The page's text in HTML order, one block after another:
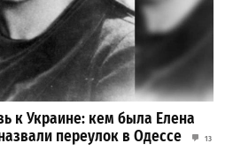
к Украине: кем была Елена
переулок в Одессе
13